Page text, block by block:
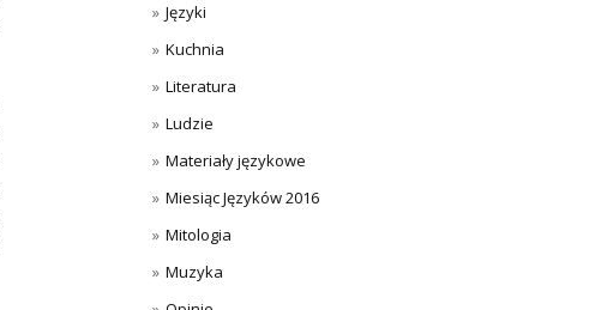
Języki
Kuchnia
Literatura
Ludzie
Materiały językowe
Miesiąc Języków 2016
Mitologia
Muzyka